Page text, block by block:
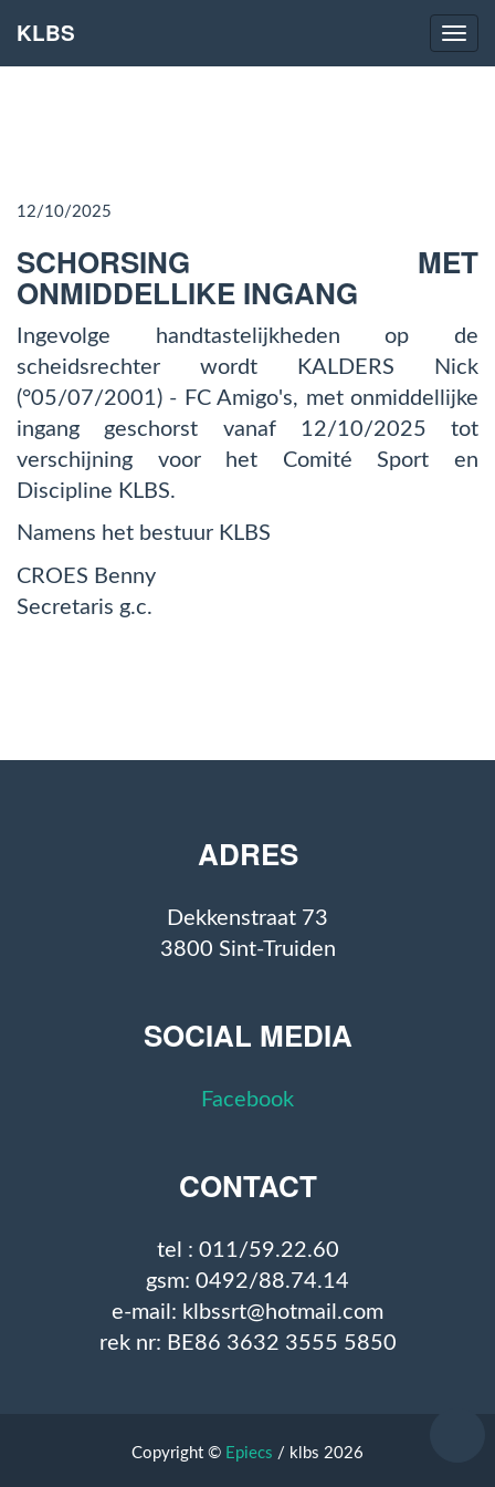
KLBS
12/10/2025
SCHORSING MET
ONMIDDELLIKE INGANG
Ingevolge handtastelijkheden op de
scheidsrechter wordt KALDERS Nick
(°05/07/2001) - FC Amigo's, met onmiddellijke
ingang geschorst vanaf 12/10/2025 tot
verschijning voor het Comité Sport en
Discipline KLBS.
Namens het bestuur KLBS
CROES Benny
Secretaris g.c.
ADRES
Dekkenstraat 73
3800 Sint-Truiden
SOCIAL MEDIA
Facebook
CONTACT
tel : 011/59.22.60
gsm: 0492/88.74.14
e-mail: klbssrt@hotmail.com
rek nr: BE86 3632 3555 5850
Copyright © Epiecs / klbs 2026